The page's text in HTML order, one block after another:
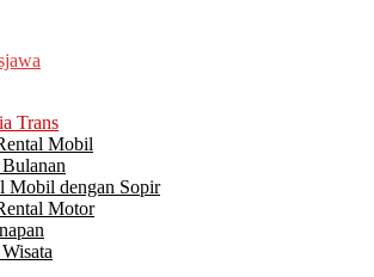
Trans
Mobil
Mobil dengan Sopir
Motor